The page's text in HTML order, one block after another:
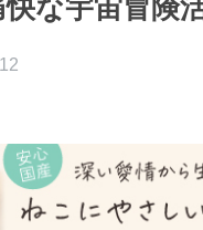
快な宇宙冒険